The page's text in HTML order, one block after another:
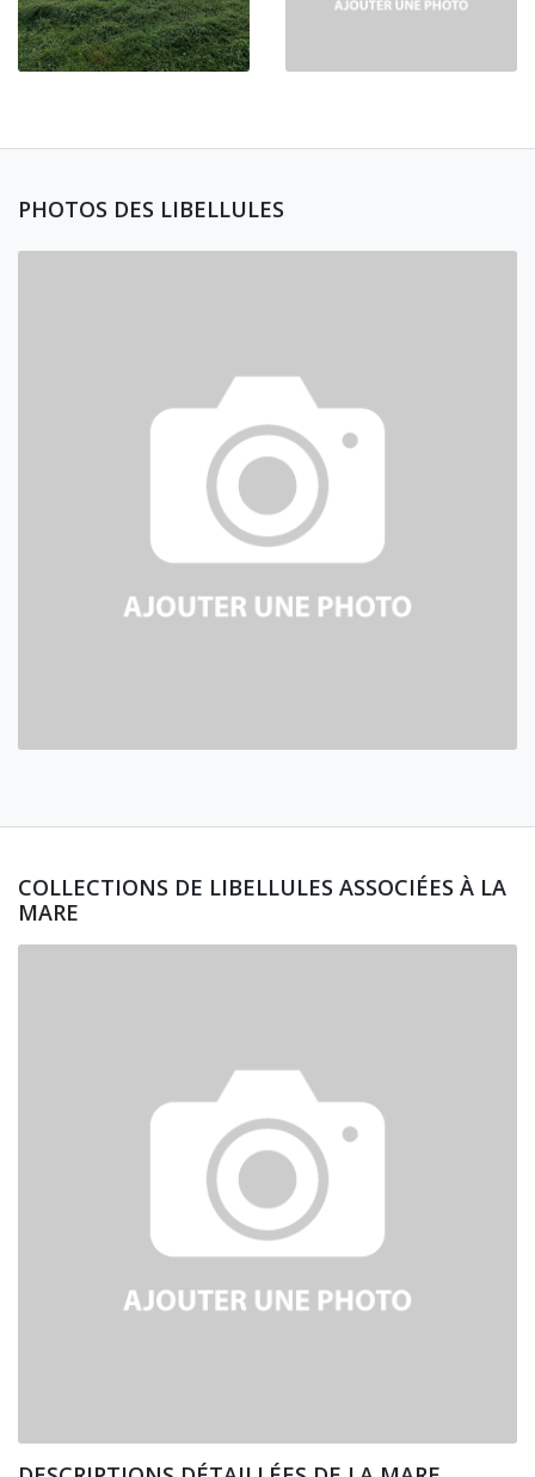
PHOTOS DES LIBELLULES
COLLECTIONS DE LIBELLULES ASSOCIÉES À LA
MARE